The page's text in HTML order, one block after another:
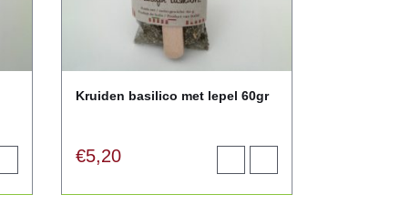
Kruiden basilico met lepel 60gr
€5,20
product
aan